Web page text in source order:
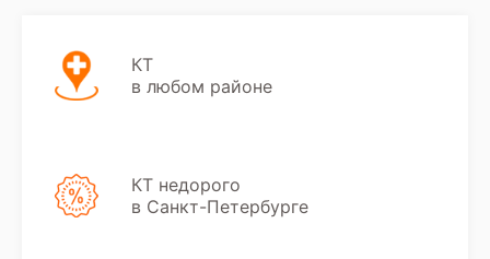
КТ
в любом районе
КТ недорого
в Санкт-Петербурге